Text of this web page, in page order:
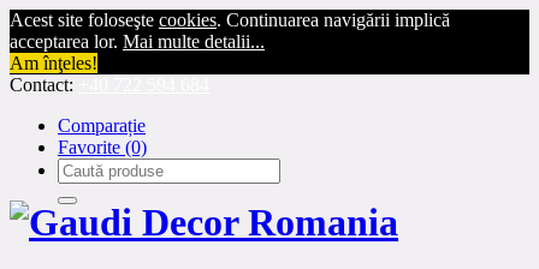
Acest site foloseşte cookies. Continuarea navigării implică
acceptarea lor. Mai multe detalii...
Am înţeles!
Contact:
Comparație
Favorite (0)